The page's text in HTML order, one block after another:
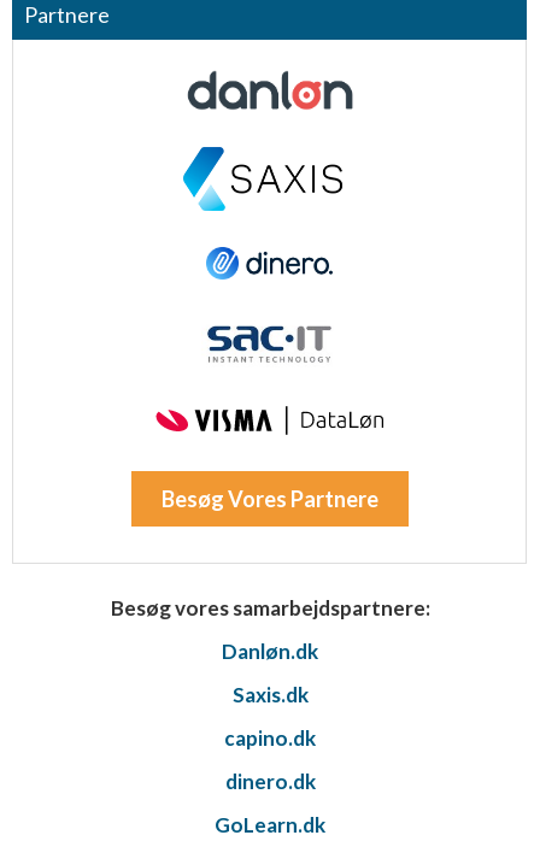
Partnere
Besøg Vores Partnere
Besøg vores samarbejdspartnere:
Danløn.dk
Saxis.dk
capino.dk
dinero.dk
GoLearn.dk